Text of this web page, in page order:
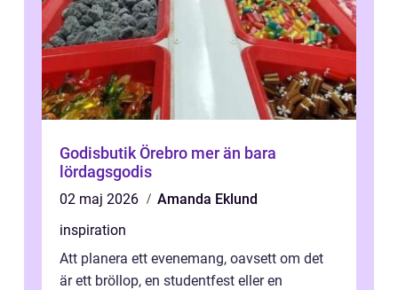
Godisbutik Örebro mer än bara
lördagsgodis
02 maj 2026
Amanda Eklund
inspiration
Att planera ett evenemang, oavsett om det
är ett bröllop, en studentfest eller en